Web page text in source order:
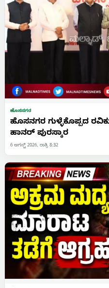
ಹೊಸನಗರ
ಹೊಸನಗರ ಗುಳ್ಳೆಕೊಪ್ಪದ
ಹಾನರ್ ಪುರಸ್ಕಾರ
6 ಆಗಸ್ಟ್ 2026, ರಾತ್ರಿ 8:32